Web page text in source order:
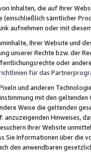
Inhalten, die auf Ihrer
(einschließlich sämtlicher
aufnehmen oder mit
Ihrer Website und
unserer Rechte bzw. der
oder
für das
und anderen
mit den
Weise die geltenden
anzuzeigenden Hinweises,
Ihrer Website
Sie Informationen über die
den anwendbaren